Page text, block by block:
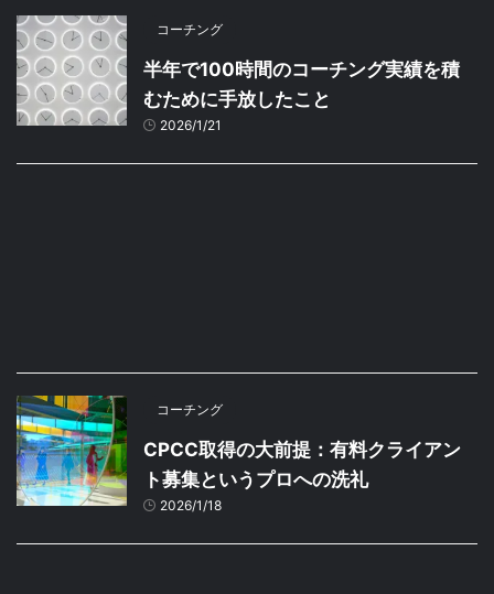
コーチング
半年で100時間のコーチング実績を積
むために手放したこと
2026/1/21
コーチング
CPCC取得の大前提：有料クライアン
ト募集というプロへの洗礼
2026/1/18